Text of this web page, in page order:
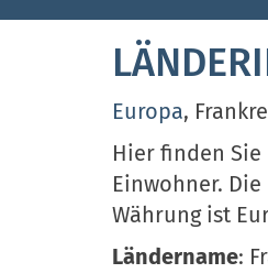
Europa,
Hier finden
Einwohner.
Währung ist
Ländername: